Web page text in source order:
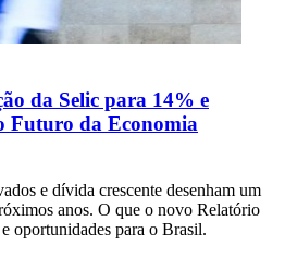
da Selic para 14% e
Futuro da Economia
e dívida crescente desenham um
anos. O que o novo Relatório
oportunidades para o Brasil.